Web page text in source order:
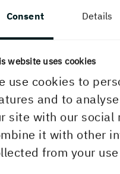
Consent Details
website uses cookies
use cookies to
and to
site with our social
it with other
from your
aktien är
Euroclear
någon
För
Stina
Holmen,